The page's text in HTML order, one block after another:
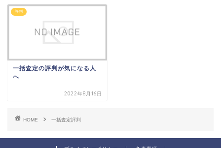
評判
一括査定の評判が気になる人
へ
2022年8月16日
HOME 一括査定評判